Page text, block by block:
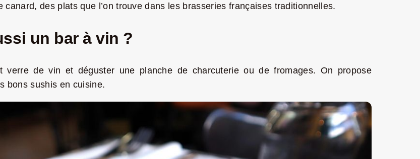
des plats que l’on trouve dans les brasseries françaises traditionnelles.
un bar à vin ?
de vin et déguster une planche de charcuterie ou de fromages. On propose
bons sushis en cuisine.